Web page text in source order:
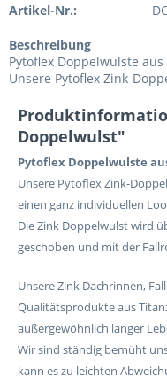
Artikel-Nr.:
Beschreibung
Pytoflex Doppelwulste
Unsere Pytoflex Zink-
Doppelwulst"
Pytoflex Doppelwulste
Unsere Pytoflex Zink-
einen ganz individuellen
Die Zink Doppelwulst wird
geschoben und mit der
Unsere Zink Dachrinnen,
Qualitätsprodukte aus
außergewöhnlich langer
Wir sind ständig bemüht
kann es zu leichten